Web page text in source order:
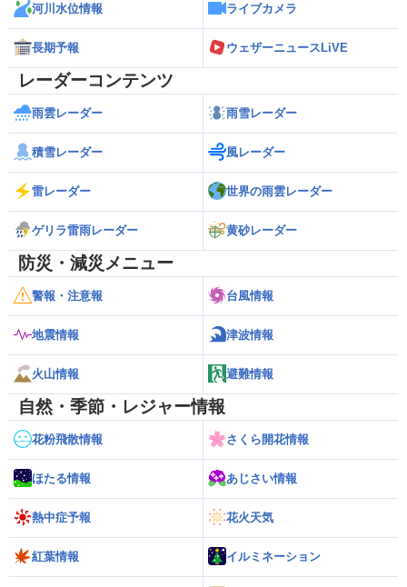
河川水位情報 ライブカメラ
長期予報 ウェザーニュースLiVE
レーダーコンテンツ
雨雲レーダー 雨雪レーダー
積雪レーダー 風レーダー
雷レーダー 世界の雨雲レーダー
ゲリラ雷雨レーダー 黄砂レーダー
防災・減災メニュー
警報・注意報 台風情報
地震情報 津波情報
火山情報 避難情報
自然・季節・レジャー情報
花粉飛散情報 さくら開花情報
ほたる情報 あじさい情報
熱中症予報 花火天気
紅葉情報 イルミネーション